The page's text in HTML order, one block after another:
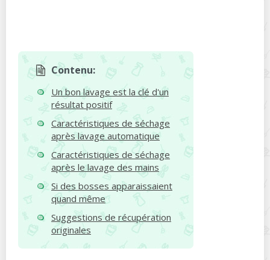
Contenu:
Un bon lavage est la clé d'un
résultat positif
Caractéristiques de séchage
après lavage automatique
Caractéristiques de séchage
après le lavage des mains
Si des bosses apparaissaient
quand même
Suggestions de récupération
originales